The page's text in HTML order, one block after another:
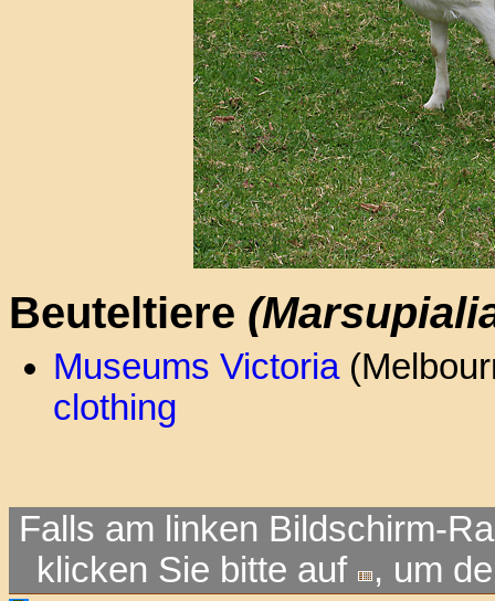
Beuteltiere
Museums Victoria
clothing
Falls am linken Bildschirm-
klicken Sie bitte auf
, um